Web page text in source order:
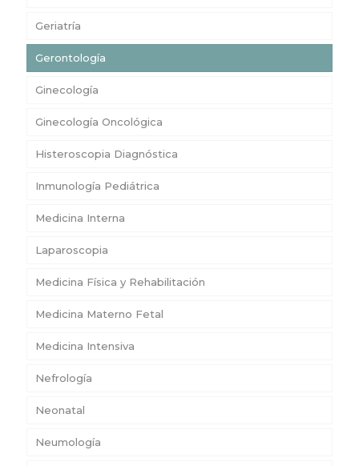
Geriatría
Gerontología
Ginecología
Ginecología Oncológica
Histeroscopia Diagnóstica
Inmunología Pediátrica
Medicina Interna
Laparoscopia
Medicina Física y Rehabilitación
Medicina Materno Fetal
Medicina Intensiva
Nefrología
Neonatal
Neumología